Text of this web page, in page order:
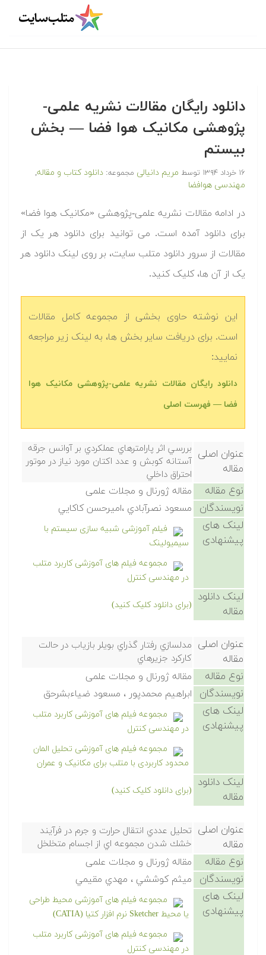
دانلود رایگان مقالات نشریه علمی-
پژوهشی مکانیک هوا فضا — بخش
بیستم
۱۶ خرداد ۱۳۹۴ توسط مریم دانیالی مجموعه: دانلود کتاب و مقاله,
مهندسی هوافضا
در ادامه مقالات نشریه علمی-پژوهشی «مکانیک هوا فضا»
برای دانلود آمده است. می توانید برای دانلود هر یک از
مقالات از سرور دانلود متلب سایت، بر روی لینک دانلود هر
یک از آن ها، کلیک کنید.
این نوشته حاوی بخشی از مجموعه کامل مقالات
است. برای دریافت سایر بخش ها، به لینک زیر مراجعه
نمایید:
دانلود رایگان مقالات نشریه علمی-پژوهشی مکانیک هوا
فضا — فهرست اصلی
عنوان اصلی
مقاله
بررسي اثر پارامترهاي عملكردي بر آوانس جرقه
آستانه كوبش و عدد اكتان مورد نياز در موتور
احتراق داخلي
نوع مقاله مقاله ژورنال و مجلات علمی
نویسندگان مسعود نصرآبادي ،اميرحسن كاكايي
لینک های
پیشنهادی
فیلم آموزشی شبیه سازی سیستم با
سیمیولینک
مجموعه فیلم های آموزشی کاربرد متلب
در مهندسی کنترل
لینک دانلود
مقاله
(برای دانلود کلیک کنید)
عنوان اصلی
مقاله
مدلسازي رفتار گذراي بويلر بازياب در حالت
كاركرد جزيرهاي
نوع مقاله مقاله ژورنال و مجلات علمی
نویسندگان ابراهيم محمدپور ، مسعود ضياءبشرحق
لینک های
پیشنهادی
مجموعه فیلم های آموزشی کاربرد متلب
در مهندسی کنترل
مجموعه فیلم های آموزشی تحلیل المان
محدود کاربردی با متلب برای مکانیک و عمران
لینک دانلود
مقاله
(برای دانلود کلیک کنید)
عنوان اصلی
مقاله
تحليل عددي انتقال حرارت و جرم در فرآيند
خشك شدن مجموعه اي از اجسام متخلخل
نوع مقاله مقاله ژورنال و مجلات علمی
نویسندگان ميثم كوششي ، مهدي مقيمي
لینک های
پیشنهادی
مجموعه فیلم های آموزشی محیط طراحی
یا محیط Sketcher نرم افزار کتیا (CATIA)
مجموعه فیلم های آموزشی کاربرد متلب
در مهندسی کنترل